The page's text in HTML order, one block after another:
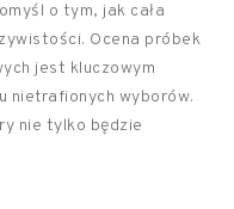
o tym, jak cała
Ocena próbek
jest kluczowym
nietrafionych wyborów.
nie tylko będzie